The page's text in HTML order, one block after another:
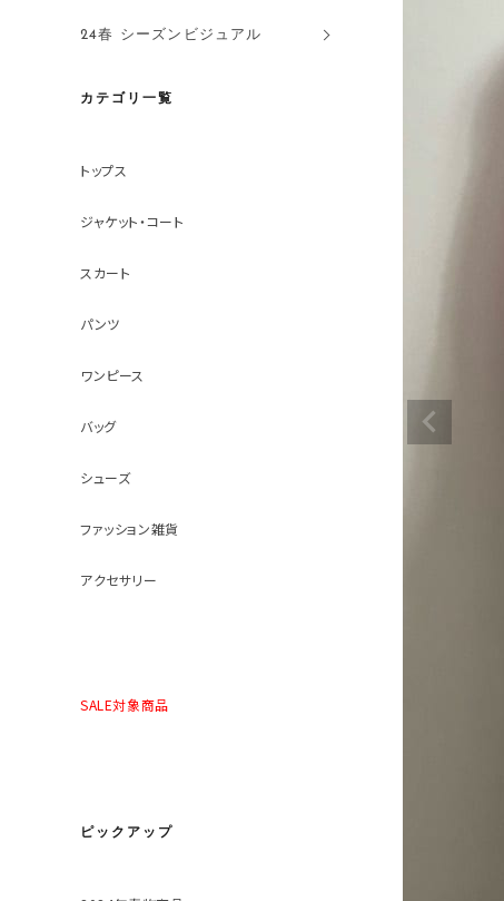
24春 シーズンビジュアル
カテゴリ一覧
トップス
ジャケット・コート
スカート
パンツ
ワンピース
バッグ
シューズ
ファッション雑貨
アクセサリー
SALE対象商品
ピックアップ